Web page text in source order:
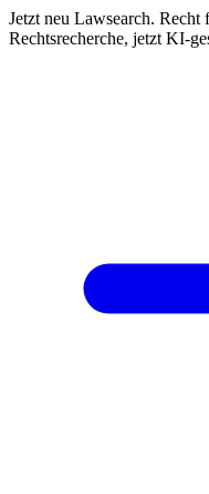
Jetzt neu Lawsearch.
Rechtsrecherche, jetzt KI-